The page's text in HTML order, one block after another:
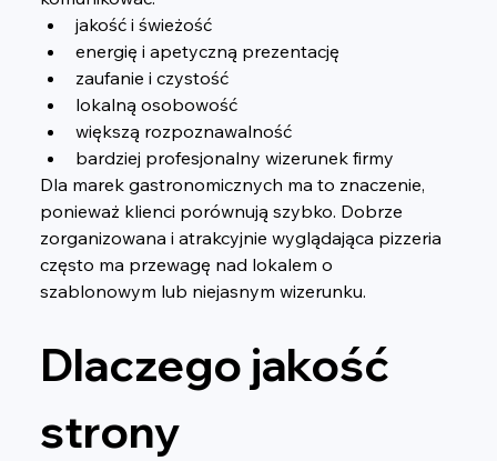
jakość i świeżość
energię i apetyczną prezentację
zaufanie i czystość
lokalną osobowość
większą rozpoznawalność
bardziej profesjonalny wizerunek firmy
Dla marek gastronomicznych ma to znaczenie,
ponieważ klienci porównują szybko. Dobrze
zorganizowana i atrakcyjnie wyglądająca pizzeria
często ma przewagę nad lokalem o
szablonowym lub niejasnym wizerunku.
Dlaczego jakość
strony